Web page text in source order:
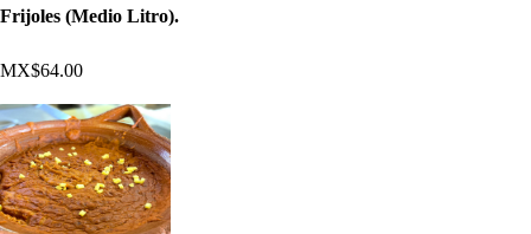
Frijoles (Medio Litro).
MX$64.00